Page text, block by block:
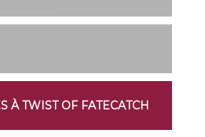
À TWIST OF FATECATCH